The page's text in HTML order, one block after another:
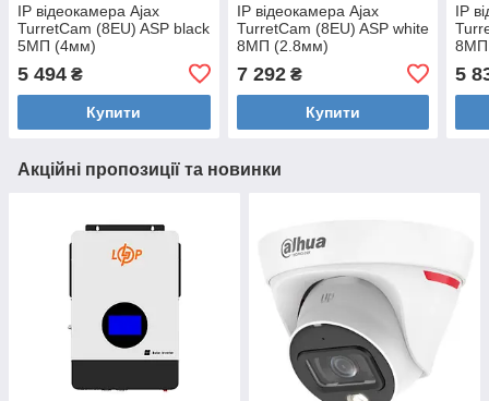
IP відеокамера Ajax
TurretCam (8EU) ASP black
5МП (4мм)
5 494 ₴
Купити
IP відеокамера Ajax
TurretCam (8EU) ASP white
8МП (2.8мм)
7 292₴
Купити
IP
5
Акційні пропозиції та новинки